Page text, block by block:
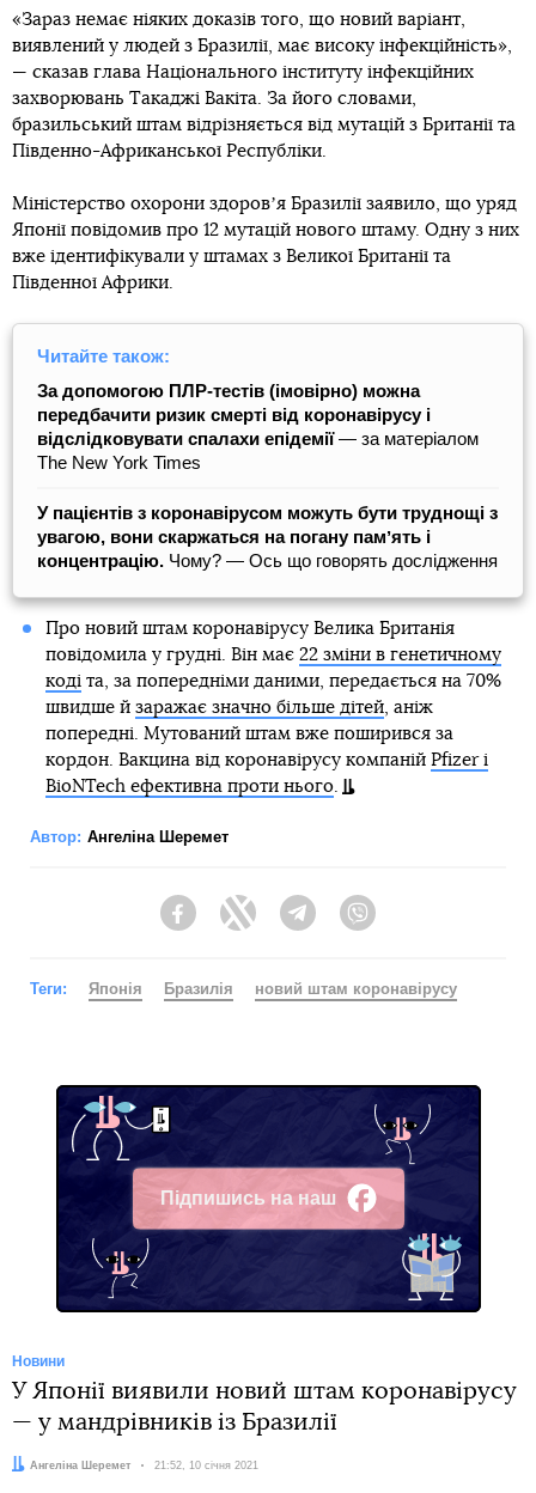
«Зараз немає ніяких доказів того, що новий варіант,
виявлений у людей з Бразилії, має високу інфекційність»,
— сказав глава Національного інституту інфекційних
захворювань Такаджі Вакіта. За його словами,
бразильський штам відрізняється від мутацій з Британії та
Південно-Африканської Республіки.
Міністерство охорони здоровʼя Бразилії заявило, що уряд
Японії повідомив про 12 мутацій нового штаму. Одну з них
вже ідентифікували у штамах з Великої Британії та
Південної Африки.
Читайте також:
За допомогою ПЛР-тестів (імовірно) можна
передбачити ризик смерті від коронавірусу і
відслідковувати спалахи епідемії― за матеріалом
The New York Times
У пацієнтів з коронавірусом можуть бути труднощі з
увагою, вони скаржаться на погану памʼять і
концентрацію. Чому? — Ось що говорять дослідження
Про новий штам коронавірусу Велика Британія
повідомила у грудні. Він має 22 зміни в генетичному
кодіта, за попередніми даними, передається на 70%
швидше й заражає значно більше дітей, аніж
попередні. Мутований штам вже поширився за
кордон. Вакцина від коронавірусу компаній Pfizer і
BioNTech ефективна проти нього.
Автор: Ангеліна Шеремет
FacebookTwitter Telegram
Теги: Японія Бразилія новий штам коронавірусу
Підпишись на наш
Facebook
Новини
У Японії виявили новий штам коронавірусу
— у мандрівників із Бразилії
Автор:
Ангеліна Шеремет Дата:
21:52, 10 січня 2021